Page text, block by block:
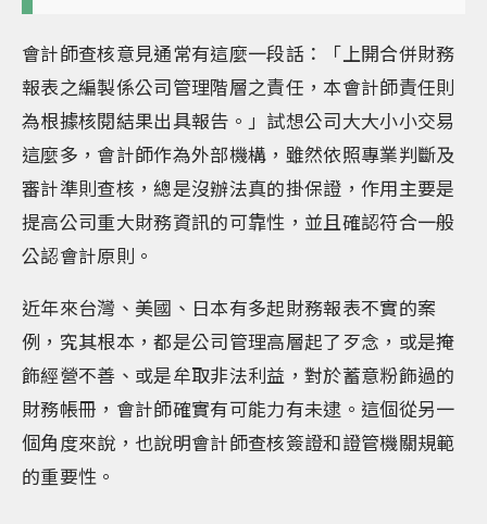
會計師查核意見通常有這麼一段話：「上開合併財務
報表之編製係公司管理階層之責任，本會計師責任則
為根據核閱結果出具報告。」試想公司大大小小交易
這麼多，會計師作為外部機構，雖然依照專業判斷及
審計準則查核，總是沒辦法真的掛保證，作用主要是
提高公司重大財務資訊的可靠性，並且確認符合一般
公認會計原則。
近年來台灣、美國、日本有多起財務報表不實的案
例，究其根本，都是公司管理高層起了歹念，或是掩
飾經營不善、或是牟取非法利益，對於蓄意粉飾過的
財務帳冊，會計師確實有可能力有未逮。這個從另一
個角度來說，也說明會計師查核簽證和證管機關規範
的重要性。